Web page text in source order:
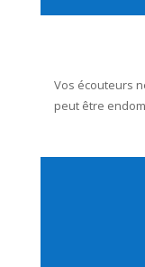
Vos écouteurs
peut être